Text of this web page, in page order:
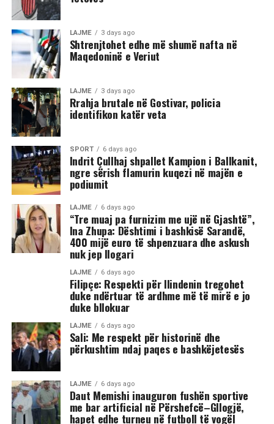
LAJME 3 days ago
Shtrenjtohet edhe më shumë nafta në
Maqedoninë e Veriut
LAJME 3 days ago
Rrahja brutale në Gostivar, policia
identifikon katër veta
SPORT 6 days ago
Indrit Çullhaj shpallet Kampion i Ballkanit,
ngre sërish flamurin kuqezi në majën e
podiumit
LAJME 6 days ago
“Tre muaj pa furnizim me ujë në Gjashtë”,
Ina Zhupa: Dështimi i bashkisë Sarandë,
400 mijë euro të shpenzuara dhe askush
nuk jep llogari
LAJME 6 days ago
Filipçe: Respekti për Ilindenin tregohet
duke ndërtuar të ardhme më të mirë e jo
duke bllokuar
LAJME 6 days ago
Sali: Me respekt për historinë dhe
përkushtim ndaj paqes e bashkëjetesës
LAJME 6 days ago
Daut Memishi inauguron fushën sportive
me bar artificial në Përshefcë–Gllogjë,
hapet edhe turneu në futboll të vogël